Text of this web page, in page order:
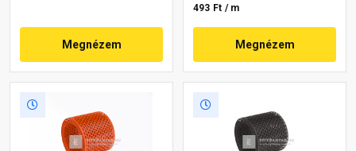
Megnézem
493 Ft / m
Megnézem